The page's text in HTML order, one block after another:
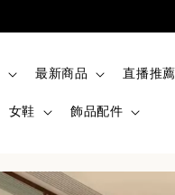
最新商品 直播推薦
女鞋 飾品配件